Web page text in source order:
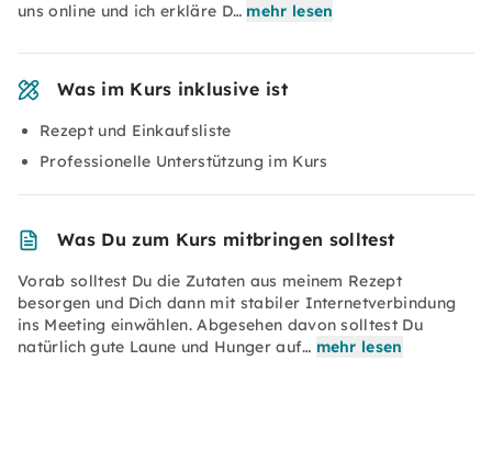
uns online und ich erkläre D… mehr lesen
Was im Kurs inklusive ist
Rezept und Einkaufsliste
Professionelle Unterstützung im Kurs
Was Du zum Kurs mitbringen solltest
Vorab solltest Du die Zutaten aus meinem Rezept
besorgen und Dich dann mit stabiler Internetverbindung
ins Meeting einwählen. Abgesehen davon solltest Du
natürlich gute Laune und Hunger auf… mehr lesen